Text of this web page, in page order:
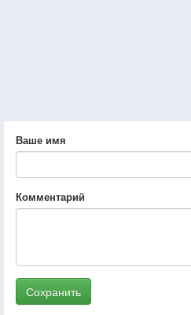
Ваше имя
Комментарий
Сохранить